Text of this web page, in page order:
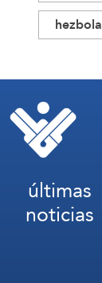
hezbola
últimas
noticias